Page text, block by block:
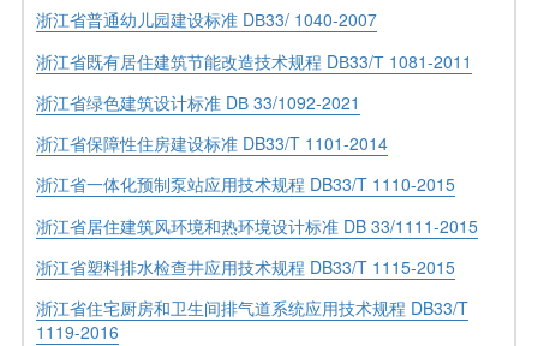
浙江省普通幼儿园建设标准 DВ33/ 1040-2007
浙江省既有居住建筑节能改造技术规程 DВ33/Т 1081-2011
浙江省绿色建筑设计标准 DВ 33/1092-2021
浙江省保障性住房建设标准 DB33/T 1101-2014
浙江省一体化预制泵站应用技术规程 DB33/T 1110-2015
浙江省居住建筑风环境和热环境设计标准 DB 33/1111-2015
浙江省塑料排水检查井应用技术规程 DB33/T 1115-2015
浙江省住宅厨房和卫生间排气道系统应用技术规程 DB33/T
1119-2016